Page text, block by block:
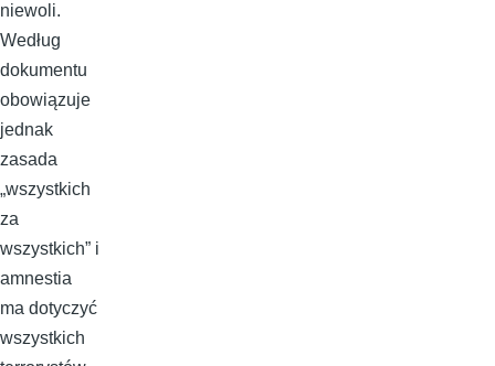
niewoli.
Według
dokumentu
obowiązuje
jednak
zasada
„wszystkich
za
wszystkich” i
amnestia
ma dotyczyć
wszystkich